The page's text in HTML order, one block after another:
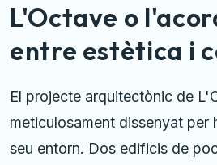
L'Octave o
entre estètica i
El projecte arquitectònic de
meticulosament dissenyat per
seu entorn. Dos edificis de